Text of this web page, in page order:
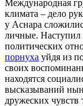
Международная
климата – дело
у Аснара
личные.
политических
порнуха уйдя из
своих
находятся
высказываний
дружеских